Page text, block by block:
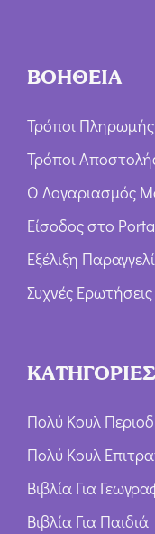
ΒΟΗΘΕΙΑ
Τρόποι Πληρωμής
Τρόποι
Ο Λογαριασμός
Είσοδος στο
Εξέλιξη
Συχνές Ερωτήσεις
ΚΑΤΗΓΟΡΙΕΣ
Πολύ Κουλ
Πολύ Κουλ
Βιβλία Για
Βιβλία Για Παιδιά